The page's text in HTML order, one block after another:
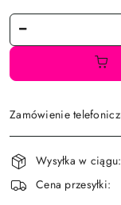
Ilość
Zamówienie
Dostępność
i
dostawa
Wysyłka w ciągu:
Cena przesyłki: